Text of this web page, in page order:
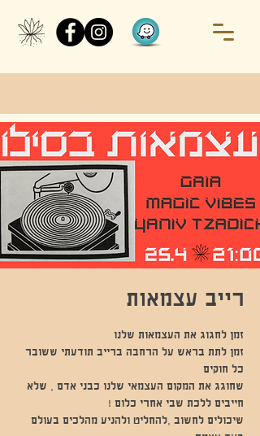
רייב עצמאות
זמן לתת בראש על הרחבה ברייב תודעתי ששובר
שחוגג את המקום העצמאי שלנו כבני אדם , שלא
שיכולים לחשוב ,להחליט ולהניע מהלכים בעולם